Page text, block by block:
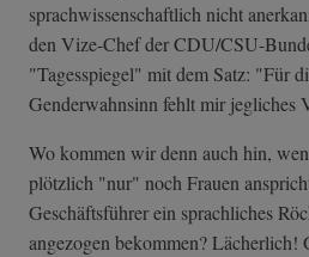
sprachwissenschaftlich nicht
den Vize-Chef der CDU/CSU-
"Tagesspiegel" mit dem Satz: "Für
Genderwahnsinn fehlt mir jegliches
Wo kommen wir denn auch hin,
plötzlich "nur" noch Frauen
Geschäftsführer ein sprachliches
angezogen bekommen? Lächerlich!